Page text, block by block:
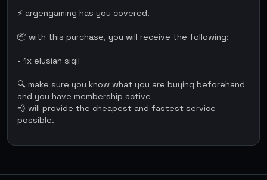
⚡ argengaming has you covered.
📦 with this purchase, you will receive the following:
- 1x elysian sigil
🔍 make sure you know what you are buying beforehand
and you have membership active
💨 will provide the cheapest and fastest service
possible.